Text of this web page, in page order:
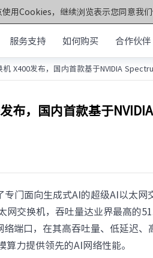
使用Cookies，继续浏览表示您同意我
服务支持 如何购买 合作伙伴
务器
元脑®通用服务器>>
第七代服务器
· NF5280G7
第六代服务器
· NF5280R6
· NF5270M6
X400发布，国内首款基于NVIDIA
布，国内首款基于
专门面向生成式AI的超级AI以太
交换机，吞吐量达业界最高的
端口，在其高吞吐量、低延迟、
力提供领先的AI网络性能。